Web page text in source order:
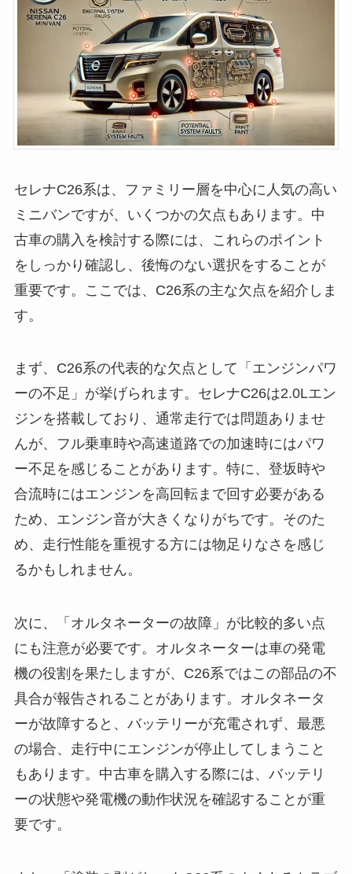
セレナC26系は、ファミリー層を中心に人気の高い
ミニバンですが、いくつかの欠点もあります。中
古車の購入を検討する際には、これらのポイント
をしっかり確認し、後悔のない選択をすることが
重要です。ここでは、C26系の主な欠点を紹介しま
す。
まず、C26系の代表的な欠点として「エンジンパワ
ーの不足」が挙げられます。セレナC26は2.0Lエン
ジンを搭載しており、通常走行では問題ありませ
んが、フル乗車時や高速道路での加速時にはパワ
ー不足を感じることがあります。特に、登坂時や
合流時にはエンジンを高回転まで回す必要がある
ため、エンジン音が大きくなりがちです。そのた
め、走行性能を重視する方には物足りなさを感じ
るかもしれません。
次に、「オルタネーターの故障」が比較的多い点
にも注意が必要です。オルタネーターは車の発電
機の役割を果たしますが、C26系ではこの部品の不
具合が報告されることがあります。オルタネータ
ーが故障すると、バッテリーが充電されず、最悪
の場合、走行中にエンジンが停止してしまうこと
もあります。中古車を購入する際には、バッテリ
ーの状態や発電機の動作状況を確認することが重
要です。